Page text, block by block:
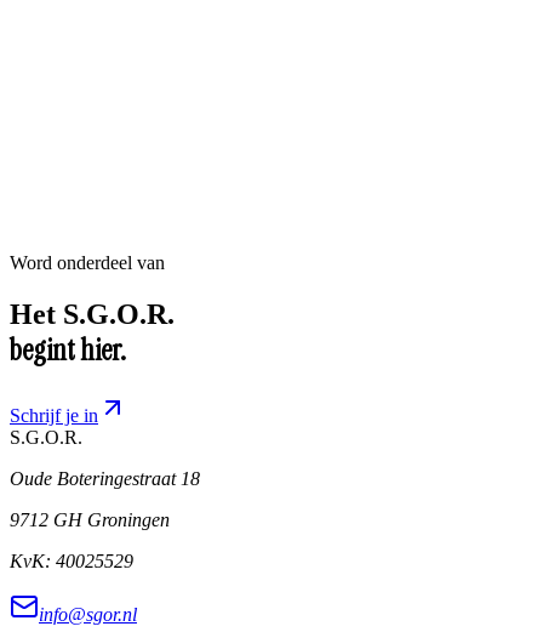
Word onderdeel van
Het S.G.O.R.
begint hier.
Schrijf je in
S.G.O.R.
Oude Boteringestraat 18
9712 GH Groningen
KvK: 40025529
info@sgor.nl